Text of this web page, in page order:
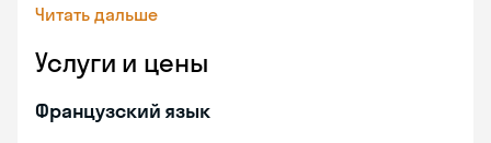
Читать дальше
Услуги и цены
Французский язык